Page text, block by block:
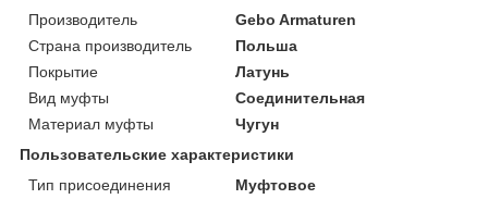
Производитель
Gebo Armaturen
Страна производитель
Польша
Покрытие
Латунь
Вид муфты
Соединительная
Материал муфты
Чугун
Пользовательские характеристики
Тип присоединения
Муфтовое